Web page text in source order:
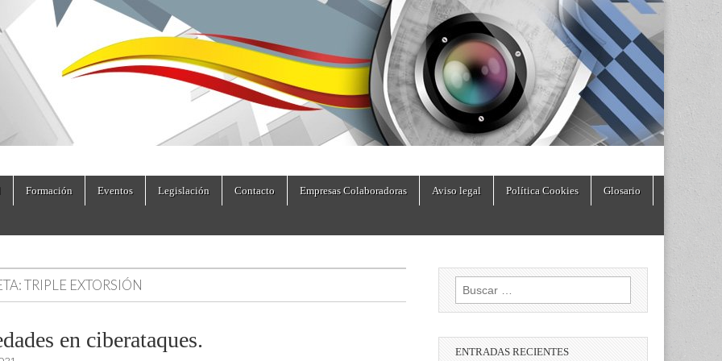
Formación Eventos Legislación Contacto Empresas Colaboradoras Aviso legal Política Cookies Glosario
TRIPLE EXTORSIÓN
en ciberataques.
Buscar:
ENTRADAS RECIENTES